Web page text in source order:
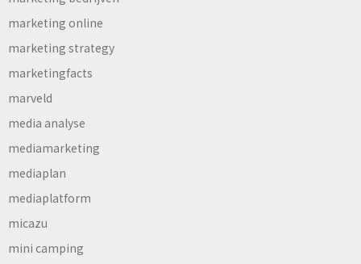
marketing online
marketing strategy
marketingfacts
marveld
media analyse
mediamarketing
mediaplan
mediaplatform
micazu
mini camping